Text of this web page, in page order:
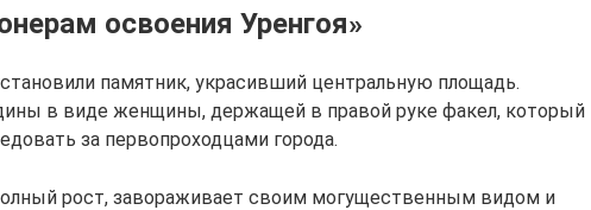
освоения Уренгоя»
памятник, украсивший центральную площадь.
в виде женщины, держащей в правой руке факел, который
за первопроходцами города.
рост, завораживает своим могущественным видом и